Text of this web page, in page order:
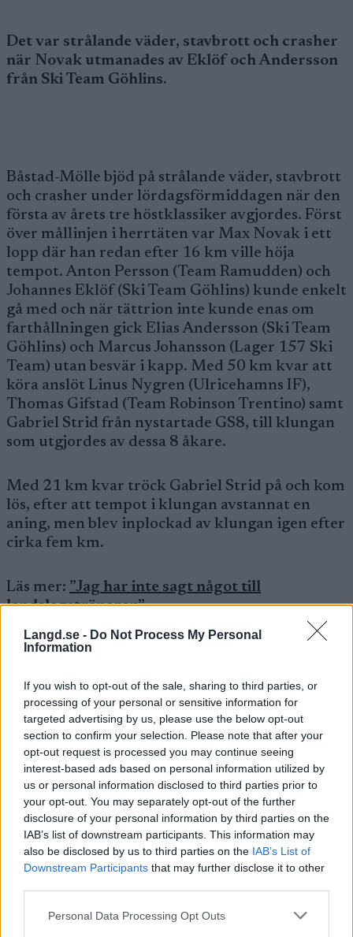
Langd.se - Do Not Process My Personal
Information
If you wish to opt-out of the sale, sharing to third parties, or
processing of your personal or sensitive information for
targeted advertising by us, please use the below opt-out
section to confirm your selection. Please note that after your
opt-out request is processed you may continue seeing
interest-based ads based on personal information utilized by
us or personal information disclosed to third parties prior to
your opt-out. You may separately opt-out of the further
disclosure of your personal information by third parties on the
IAB’s list of downstream participants. This information may
also be disclosed by us to third parties on the IAB’s List of
Downstream Participants that may further disclose it to other
Please note that this website/app uses one or more Google
Personal Data Processing Opt Outs
Det var strålande väder, stavbrott och crasher
när Novak utmanades av Eklöf och Andersson
från Ski Team Göhlins.
Båstad-Mölle bjöd på strålande väder, stavbrott
och crasher under lördagsförmiddagen när den
första av årets tre höstklassiker avgjordes. Först
över mållinjen i herrtäten var Max Novak i ett
lopp där han redan efter 16 km ville höja
tempot. Anton Persson (Team Ramudden) och
Johannes Eklöf (Ski Team Göhlins) kunde enkelt
gå med och när tättrion inte kunde enas om
farthållningen gick Elias Andersson (Ski Team
Göhlins) och Marcus Johansson (Lager 157 Ski
Team) utan besvär i kapp. Med 50 km kvar att
köra anslöt Linus Nygren (Ulricehamns IF),
Thomas Gifstad (Team Robinson Trentino) samt
Gabriel Strid från nystartade GS8, till klungan
som utgjordes av dessa 8 åkare.
Med 21 km kvar tröck Gabriel Strid på och kom
lös, efter att tempot i klungan avstannat en
aning, men blev inplockad av klungan igen efter
cirka fem km.
Läs mer: ”Jag har inte sagt något till
landslagstränaren”
Elias Andersson såg länge stark ut men det var
Med 8km kvar bröt Eklöf stavspetsen och var
chanslös när inga funktionärer fanns med stavar
i närheten.
I den sista klättringen kunde Max Novak
defilera och vann till slut med 15 sekunder över
Eklöf, fortsatt utan stavspets på vänsterstaven.
Herrar top 5:
Max Novak, 3.17.53
Johannes Eklöf, +15.3